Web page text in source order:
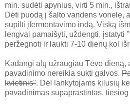
min. sudėti apynius, virti 5 min.,
Dėti puodą į šalto vandens vonelę,
supilti įfermentavimo indą. Viską
lengvai pamaišyti, uždengti, įstatyti
peržegnoti ir laukti 7-10 dienų kol
Kadangi alų užraugiau Tėvo dieną,
pavadinimo nereikia sukti galvos.
kvietinis". Dėl lankytojams kilusių
pavadinimas supaprastintas,